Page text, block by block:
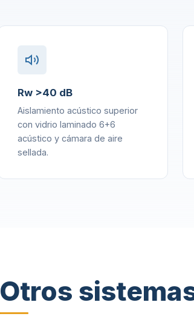
Rw >40 dB
Aislamiento acústico superior
con vidrio laminado 6+6
acústico y cámara de aire
sellada.
Otros